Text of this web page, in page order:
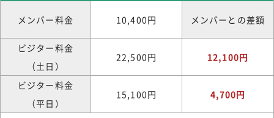
メンバー料金 10,400円 メンバーとの差額
ビジター料金
（土日）
22,500円 12,100円
ビジター料金
（平日）
15,100円 4,700円